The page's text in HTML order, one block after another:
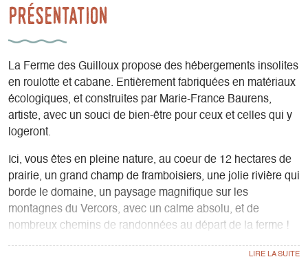
Présentation
La Ferme des Guilloux propose des hébergements insolites
en roulotte et cabane. Entièrement fabriquées en matériaux
écologiques, et construites par Marie-France Baurens,
artiste, avec un souci de bien-être pour ceux et celles qui y
logeront.
Ici, vous êtes en pleine nature, au coeur de 12 hectares de
prairie, un grand champ de framboisiers, une jolie rivière qui
borde le domaine, un paysage magnifique sur les
montagnes du Vercors, avec un calme absolu, et de
nombreux chemins de randonnées au départ de la ferme !
Le coin cuisine est équipé d’un frigo, gaz et four, avec une